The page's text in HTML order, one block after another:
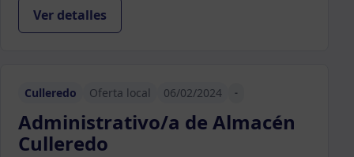
Ver detalles
Culleredo Oferta local 06/02/2024 -
Administrativo/a de Almacén
Culleredo